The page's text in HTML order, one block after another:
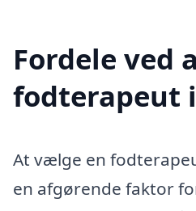
Fordele ved
fodterapeut
At vælge en
en afgørende faktor